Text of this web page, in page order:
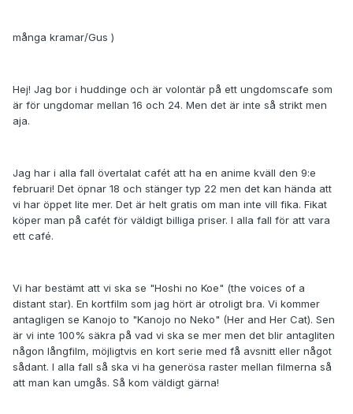
många kramar/Gus )
Hej! Jag bor i huddinge och är volontär på ett ungdomscafe som
är för ungdomar mellan 16 och 24. Men det är inte så strikt men
aja.
Jag har i alla fall övertalat cafét att ha en anime kväll den 9:e
februari! Det öpnar 18 och stänger typ 22 men det kan hända att
vi har öppet lite mer. Det är helt gratis om man inte vill fika. Fikat
köper man på cafét för väldigt billiga priser. I alla fall för att vara
ett café.
Vi har bestämt att vi ska se "Hoshi no Koe" (the voices of a
distant star). En kortfilm som jag hört är otroligt bra. Vi kommer
antagligen se Kanojo to "Kanojo no Neko" (Her and Her Cat). Sen
är vi inte 100% säkra på vad vi ska se mer men det blir antagliten
någon långfilm, möjligtvis en kort serie med få avsnitt eller något
sådant. I alla fall så ska vi ha generösa raster mellan filmerna så
att man kan umgås. Så kom väldigt gärna!